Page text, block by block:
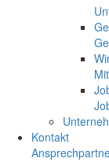
Kontakt